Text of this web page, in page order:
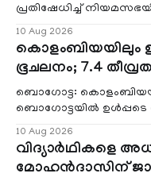
പ്രതിഷേധിച്ച്
10 Aug 2026
കൊളംബിയയിലും
ഭൂചലനം; 7.4
ബൊഗോട്ട:
ബൊഗോട്ടയില്‍ ഉള്‍പ്പടെ
10 Aug 2026
വിദ്യാർഥികളെ
മോഹൻദാസിന്